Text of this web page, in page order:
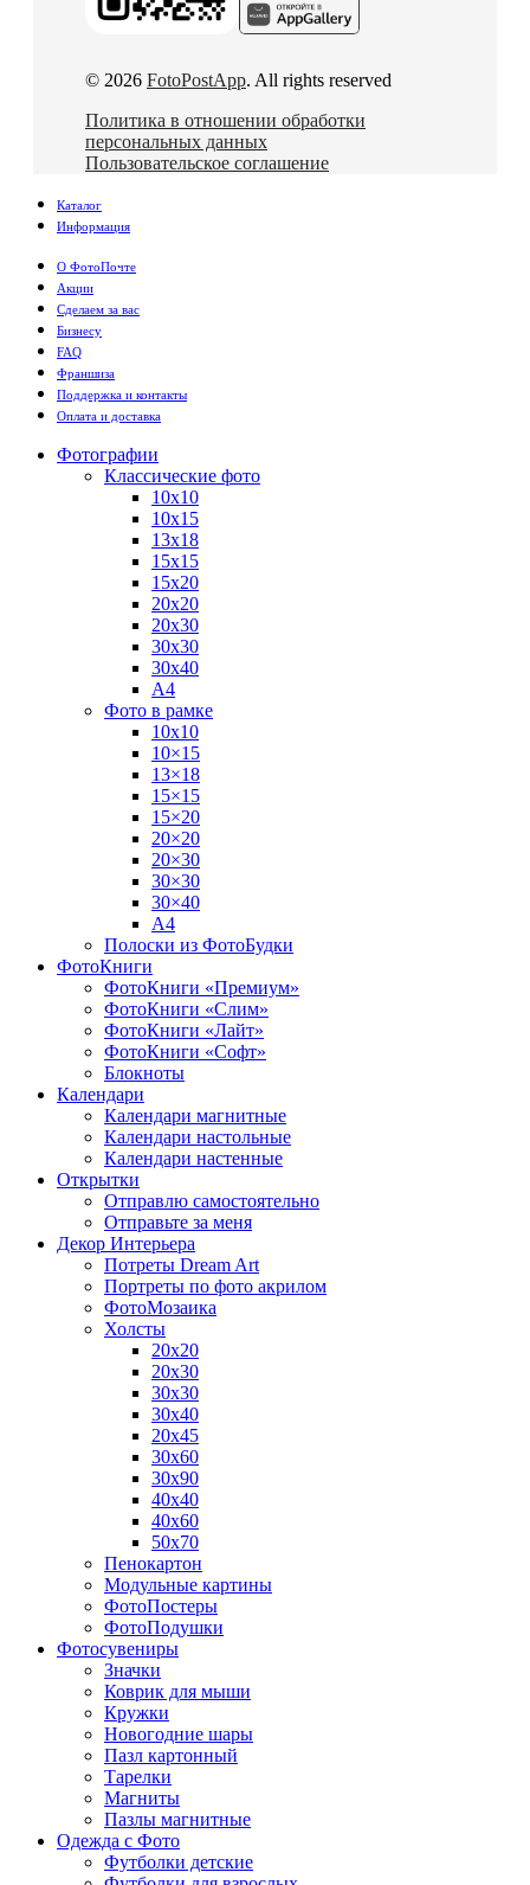
© 2026 FotoPostApp. All rights reserved
Политика в отношении обработки
персональных данных
Пользовательское соглашение
Каталог
Информация
О ФотоПочте
Акции
Сделаем за вас
Бизнесу
FAQ
Франшиза
Поддержка и контакты
Оплата и доставка
Фотографии
Классические фото
10х10
10х15
13х18
15х15
15х20
20х20
20х30
30х30
30х40
А4
Фото в рамке
10х10
10×15
13×18
15×15
15×20
20×20
20×30
30×30
30×40
A4
Полоски из ФотоБудки
ФотоКниги
ФотоКниги «Премиум»
ФотоКниги «Слим»
ФотоКниги «Лайт»
ФотоКниги «Софт»
Блокноты
Календари
Календари магнитные
Календари настольные
Календари настенные
Открытки
Отправлю самостоятельно
Отправьте за меня
Декор Интерьера
Потреты Dream Art
Портреты по фото акрилом
ФотоМозаика
Холсты
20х20
20х30
30х30
30х40
20х45
30х60
30х90
40х40
40х60
50х70
Пенокартон
Модульные картины
ФотоПостеры
ФотоПодушки
Фотоcувениры
Значки
Коврик для мыши
Кружки
Новогодние шары
Пазл картонный
Тарелки
Магниты
Пазлы магнитные
Одежда с Фото
Футболки детские